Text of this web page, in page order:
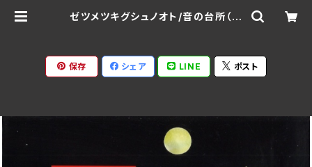
ゼツメツキグシュノオト/音の台所（茂
保存 シェア LINE ポスト